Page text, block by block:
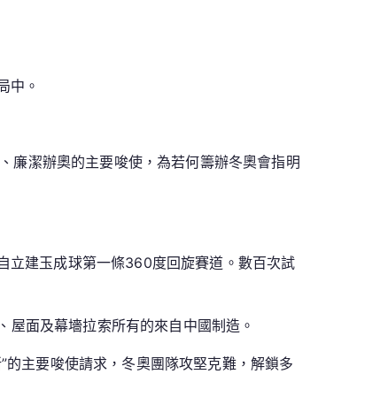
中。
廉潔辦奧的主要唆使，為若何籌辦冬奧會指明
立建玉成球第一條360度回旋賽道。數百次試
屋面及幕墻拉索所有的來自中國制造。
主要唆使請求，冬奧團隊攻堅克難，解鎖多